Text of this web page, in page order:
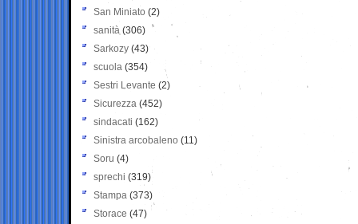
San Miniato (2)
sanità (306)
Sarkozy (43)
scuola (354)
Sestri Levante (2)
Sicurezza (452)
sindacati (162)
Sinistra arcobaleno (11)
Soru (4)
sprechi (319)
Stampa (373)
Storace (47)